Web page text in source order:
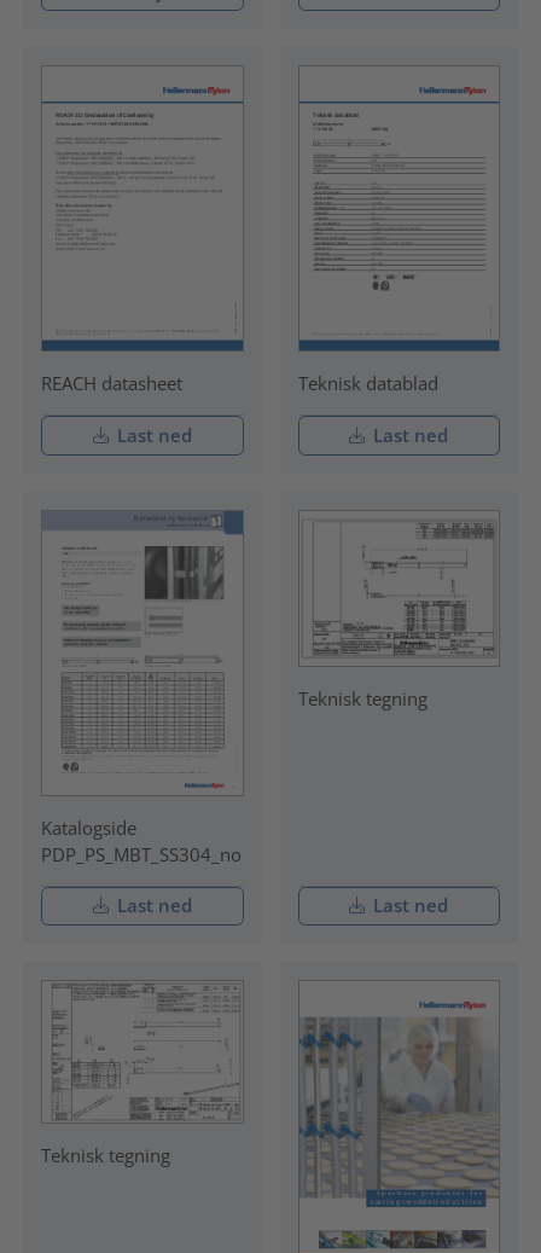
REACH datasheet
Last ned
Teknisk datablad
Last ned
Katalogside
PDP_PS_MBT_SS304_no
Last ned
Teknisk tegning
Last ned
Teknisk tegning